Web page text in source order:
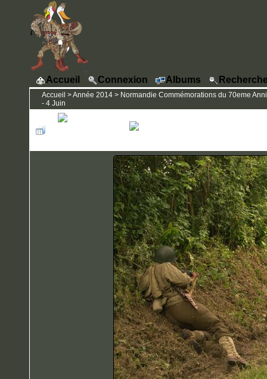
Accueil Connexion Albums
Accueil >Année 2014 > Normandie Commémorations du 70eme
- 4 Juin